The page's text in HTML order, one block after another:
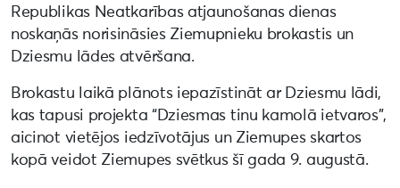
Republikas Neatkarības atjaunošanas dienas
noskaņās norisināsies Ziemupnieku brokastis un
Dziesmu lādes atvēršana.
Brokastu laikā plānots iepazīstināt ar Dziesmu lādi,
kas tapusi projekta “Dziesmas tinu kamolā ietvaros”,
aicinot vietējos iedzīvotājus un Ziemupes skartos
kopā veidot Ziemupes svētkus šī gada 9. augustā.